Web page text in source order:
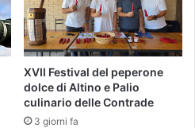
XVII Festival del peperone
dolce di Altino e Palio
culinario delle Contrade
3 giorni fa